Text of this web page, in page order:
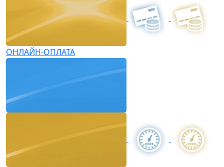
ОНЛАЙН-ОПЛАТА